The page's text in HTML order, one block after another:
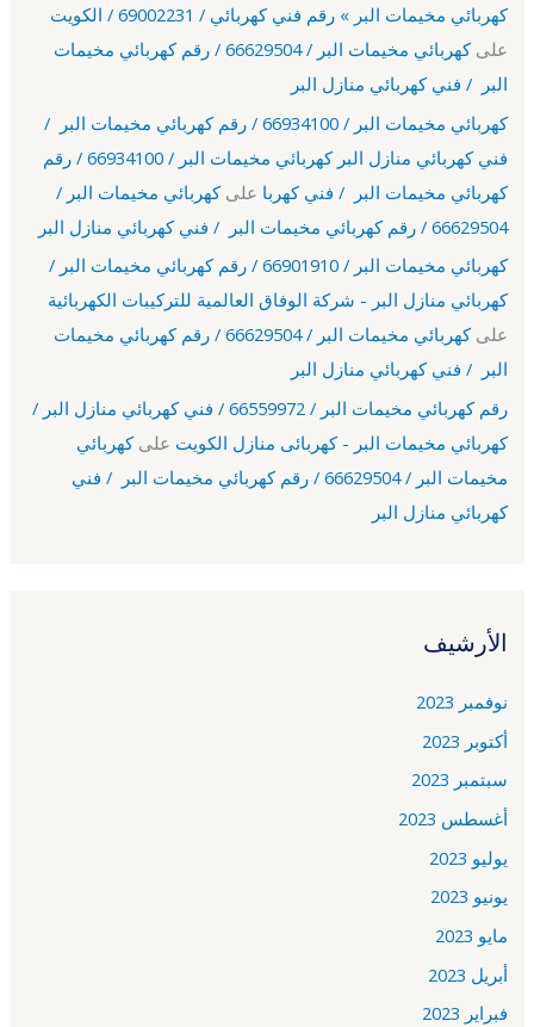
كهربائي مخيمات البر » رقم فني كهربائي / 69002231 / الكويت
على
كهربائي مخيمات البر / 66629504 / رقم كهربائي مخيمات
البر / فني كهربائي منازل البر
كهربائي مخيمات البر / 66934100 / رقم كهربائي مخيمات البر /
فني كهربائي منازل البر كهربائي مخيمات البر / 66934100 / رقم
كهربائي مخيمات البر / فني كهربا علىكهربائي مخيمات البر /
66629504 / رقم كهربائي مخيمات البر / فني كهربائي منازل البر
كهربائي مخيمات البر / 66901910 / رقم كهربائي مخيمات البر /
كهربائي منازل البر - شركة الوفاق العالمية للتركيبات الكهربائية
على
كهربائي مخيمات البر / 66629504 / رقم كهربائي مخيمات
البر / فني كهربائي منازل البر
رقم كهربائي مخيمات البر / 66559972 / فني كهربائي منازل البر /
كهربائي مخيمات البر - كهربائى منازل الكويت علىكهربائي
مخيمات البر / 66629504 / رقم كهربائي مخيمات البر / فني
كهربائي منازل البر
الأرشيف
نوفمبر 2023
أكتوبر 2023
سبتمبر 2023
أغسطس 2023
يوليو 2023
يونيو 2023
مايو 2023
أبريل 2023
فبراير 2023